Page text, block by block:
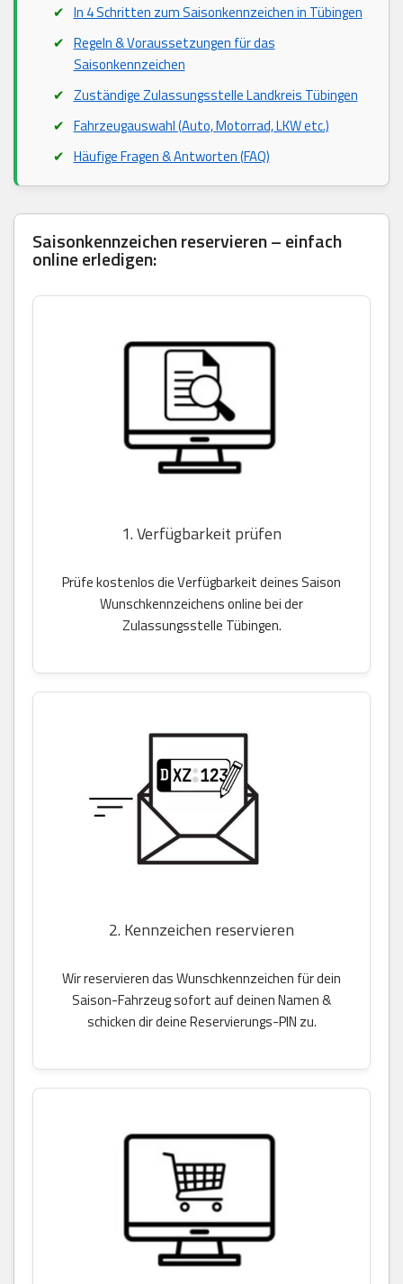
In 4 Schritten zum Saisonkennzeichen in Tübingen
Regeln & Voraussetzungen für das
Saisonkennzeichen
Zuständige Zulassungsstelle Landkreis Tübingen
Fahrzeugauswahl (Auto, Motorrad, LKW etc.)
Häufige Fragen & Antworten (FAQ)
Saisonkennzeichen reservieren – einfach
online erledigen:
1. Verfügbarkeit prüfen
Prüfe kostenlos die Verfügbarkeit deines Saison
Wunschkennzeichens online bei der
Zulassungsstelle Tübingen.
2. Kennzeichen reservieren
Wir reservieren das Wunschkennzeichen für dein
Saison-Fahrzeug sofort auf deinen Namen &
schicken dir deine Reservierungs-PIN zu.